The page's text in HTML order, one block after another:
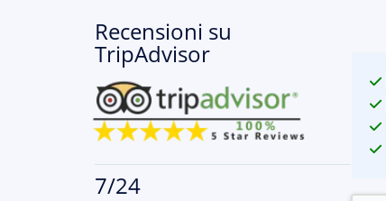
Recensioni su
TripAdvisor
7/24